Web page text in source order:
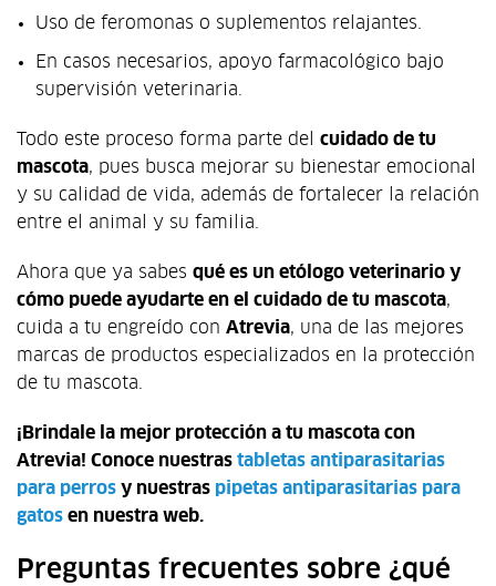
Uso de feromonas o suplementos relajantes.
En casos necesarios, apoyo farmacológico bajo
supervisión veterinaria.
Todo este proceso forma parte del cuidado de tu
mascota, pues busca mejorar su bienestar emocional
y su calidad de vida, además de fortalecer la relación
entre el animal y su familia.
Ahora que ya sabes qué es un etólogo veterinario y
cómo puede ayudarte en el cuidado de tu mascota,
cuida a tu engreído con Atrevia, una de las mejores
marcas de productos especializados en la protección
de tu mascota.
¡Brindale la mejor protección a tu mascota con
Atrevia! Conoce nuestras tabletas antiparasitarias
para perros y nuestras pipetas antiparasitarias para
gatos en nuestra web.
Preguntas frecuentes sobre ¿qué